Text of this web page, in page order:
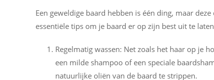
Een geweldige baard hebben is één ding, maar
essentiële tips om je baard er op zijn best uit te
Regelmatig wassen: Net zoals het haar op je
een milde shampoo of een speciale
natuurlijke oliën van de baard te strippen.